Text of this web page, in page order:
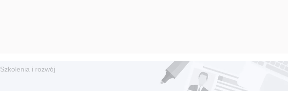
Szkolenia i rozwój